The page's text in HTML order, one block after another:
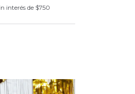
interés de $750